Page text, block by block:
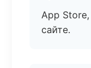
App
сайте.